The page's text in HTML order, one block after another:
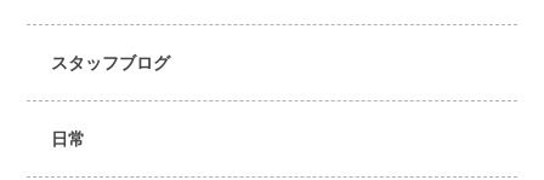
スタッフブログ
日常